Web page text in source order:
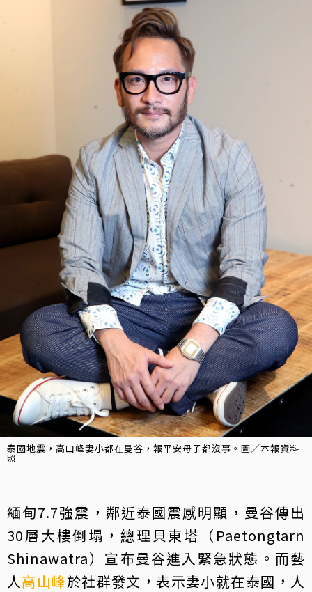
泰國地震，高山峰妻小都在曼谷，報平安母子都沒事。圖／本報資料
照
緬甸7.7強震，鄰近泰國震感明顯，曼谷傳出
30層大樓倒塌，總理貝東塔（Paetongtarn
Shinawatra）宣布曼谷進入緊急狀態。而藝
人高山峰於社群發文，表示妻小就在泰國，人